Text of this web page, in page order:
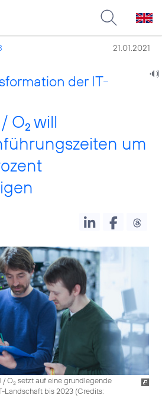
21.01.2021
der IT-
O2 will
um
/ O2 setzt auf eine grundlegende
Landschaft bis 2023 (Credits: